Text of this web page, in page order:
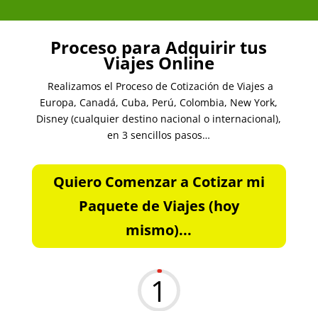
Proceso para Adquirir tus
Viajes Online
Realizamos el Proceso de Cotización de Viajes a
Europa, Canadá, Cuba, Perú, Colombia, New York,
Disney (cualquier destino nacional o internacional),
en 3 sencillos pasos…
Quiero Comenzar a Cotizar mi
Paquete de Viajes (hoy
mismo)...
1